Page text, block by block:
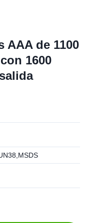
AAA de 1100
1600